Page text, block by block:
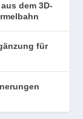
dem 3D-
für